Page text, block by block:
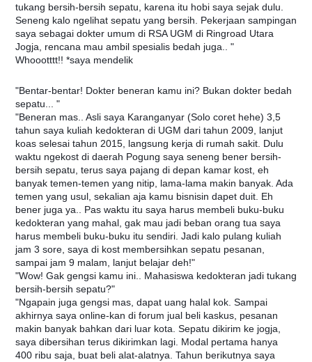
tukang bersih-bersih sepatu, karena itu hobi saya sejak dulu.
Seneng kalo ngelihat sepatu yang bersih. Pekerjaan sampingan
saya sebagai dokter umum di RSA UGM di Ringroad Utara
Jogja, rencana mau ambil spesialis bedah juga.. "
Whoootttt!! *saya mendelik
"Bentar-bentar! Dokter beneran kamu ini? Bukan dokter bedah
sepatu... "
"Beneran mas.. Asli saya Karanganyar (Solo coret hehe) 3,5
tahun saya kuliah kedokteran di UGM dari tahun 2009, lanjut
koas selesai tahun 2015, langsung kerja di rumah sakit. Dulu
waktu ngekost di daerah Pogung saya seneng bener bersih-
bersih sepatu, terus saya pajang di depan kamar kost, eh
banyak temen-temen yang nitip, lama-lama makin banyak. Ada
temen yang usul, sekalian aja kamu bisnisin dapet duit. Eh
bener juga ya.. Pas waktu itu saya harus membeli buku-buku
kedokteran yang mahal, gak mau jadi beban orang tua saya
harus membeli buku-buku itu sendiri. Jadi kalo pulang kuliah
jam 3 sore, saya di kost membersihkan sepatu pesanan,
sampai jam 9 malam, lanjut belajar deh!"
"Wow! Gak gengsi kamu ini.. Mahasiswa kedokteran jadi tukang
bersih-bersih sepatu?"
"Ngapain juga gengsi mas, dapat uang halal kok. Sampai
akhirnya saya online-kan di forum jual beli kaskus, pesanan
makin banyak bahkan dari luar kota. Sepatu dikirim ke jogja,
saya dibersihan terus dikirimkan lagi. Modal pertama hanya
400 ribu saja, buat beli alat-alatnya. Tahun berikutnya saya